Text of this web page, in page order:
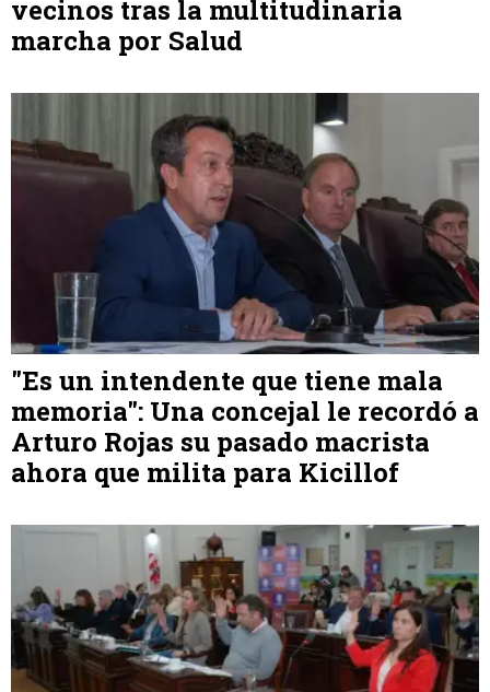
vecinos tras la multitudinaria
marcha por Salud
"Es un intendente que tiene mala
memoria": Una concejal le recordó a
Arturo Rojas su pasado macrista
ahora que milita para Kicillof